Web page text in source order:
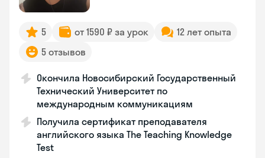
5 от 1590 ₽ за урок
12 лет опыта
5 отзывов
Окончила Новосибирский Государственный
Технический Университет по
международным коммуникациям
Получила сертификат преподавателя
английского языка The Teaching Knowledge
Test